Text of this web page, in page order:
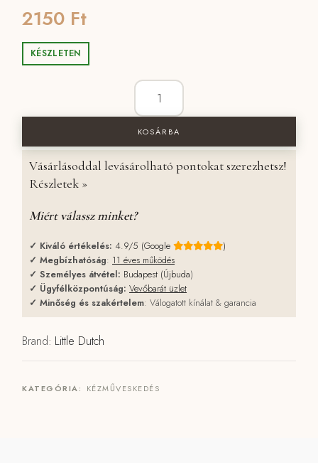
2150 Ft
KÉSZLETEN
Little Dutch színes ceruza készlet (8
KOSÁRBA
Vásárlásoddal levásárolható pontokat szerezhetsz!
Részletek »
Miért válassz minket?
✓ Kiváló értékelés: 4.9/5 (Google
)
✓ Megbízhatóság: 11 éves működés
✓ Személyes átvétel: Budapest (Újbuda)
✓ Ügyfélközpontúság: Vevőbarát üzlet
✓ Minőség és szakértelem: Válogatott kínálat & garancia
Brand: Little Dutch
KATEGÓRIA: KÉZMŰVESKEDÉS